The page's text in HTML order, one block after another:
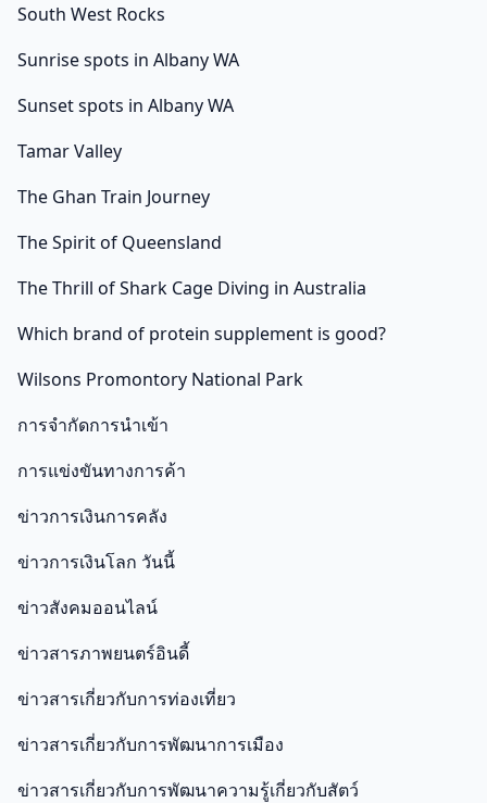
South West Rocks
Sunrise spots in Albany WA
Sunset spots in Albany WA
Tamar Valley
The Ghan Train Journey
The Spirit of Queensland
The Thrill of Shark Cage Diving in Australia
Which brand of protein supplement is good?
Wilsons Promontory National Park
การจำกัดการนำเข้า
การแข่งขันทางการค้า
ข่าวการเงินการคลัง
ข่าวการเงินโลก วันนี้
ข่าวสังคมออนไลน์
ข่าวสารภาพยนตร์อินดี้
ข่าวสารเกี่ยวกับการท่องเที่ยว
ข่าวสารเกี่ยวกับการพัฒนาการเมือง
ข่าวสารเกี่ยวกับการพัฒนาความรู้เกี่ยวกับสัตว์